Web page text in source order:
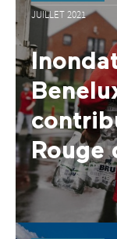
JUILLET 2021
Rouge